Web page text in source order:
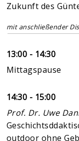
Zukunft des
mit anschließender
13:00 - 14:30
Mittagspause
14:30 - 15:00
Prof. Dr. Uwe
outdoor ohne